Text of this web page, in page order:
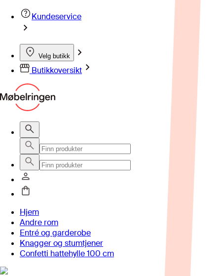
Kundeservice
Velg butikk
Butikkoversikt
Hjem
Andre rom
Entré og garderobe
Knagger og stumtjener
Confetti hattehylle 100 cm